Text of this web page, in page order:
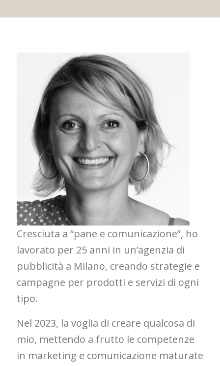
Cresciuta a “pane e comunicazione”, ho
lavorato per 25 anni in un’agenzia di
pubblicità a Milano, creando strategie e
campagne per prodotti e servizi di ogni
tipo.
Nel 2023, la voglia di creare qualcosa di
mio, mettendo a frutto le competenze
in marketing e comunicazione maturate